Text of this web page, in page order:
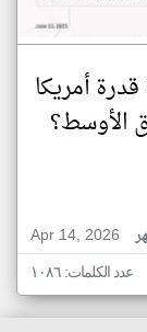
أمريكا
الأوسط؟
Apr 14, 2026
عدد الكلمات: ١٠٨٦